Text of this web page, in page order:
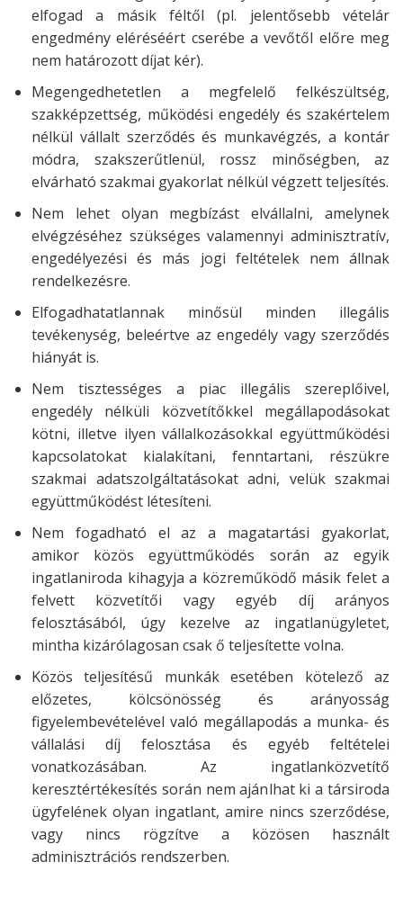
elfogad a másik féltől (pl. jelentősebb vételár
engedmény eléréséért cserébe a vevőtől előre meg
nem határozott díjat kér).
Megengedhetetlen a megfelelő felkészültség,
szakképzettség, működési engedély és szakértelem
nélkül vállalt szerződés és munkavégzés, a kontár
módra, szakszerűtlenül, rossz minőségben, az
elvárható szakmai gyakorlat nélkül végzett teljesítés.
Nem lehet olyan megbízást elvállalni, amelynek
elvégzéséhez szükséges valamennyi adminisztratív,
engedélyezési és más jogi feltételek nem állnak
rendelkezésre.
Elfogadhatatlannak minősül minden illegális
tevékenység, beleértve az engedély vagy szerződés
hiányát is.
Nem tisztességes a piac illegális szereplőivel,
engedély nélküli közvetítőkkel megállapodásokat
kötni, illetve ilyen vállalkozásokkal együttműködési
kapcsolatokat kialakítani, fenntartani, részükre
szakmai adatszolgáltatásokat adni, velük szakmai
együttműködést létesíteni.
Nem fogadható el az a magatartási gyakorlat,
amikor közös együttműködés során az egyik
ingatlaniroda kihagyja a közreműködő másik felet a
felvett közvetítői vagy egyéb díj arányos
felosztásából, úgy kezelve az ingatlanügyletet,
mintha kizárólagosan csak ő teljesítette volna.
Közös teljesítésű munkák esetében kötelező az
előzetes, kölcsönösség és arányosság
figyelembevételével való megállapodás a munka- és
vállalási díj felosztása és egyéb feltételei
vonatkozásában. Az ingatlanközvetítő
keresztértékesítés során nem ajánlhat ki a társiroda
ügyfelének olyan ingatlant, amire nincs szerződése,
vagy nincs rögzítve a közösen használt
adminisztrációs rendszerben.